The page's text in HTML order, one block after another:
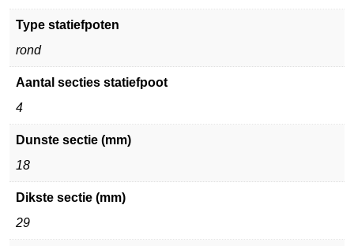
Type statiefpoten
rond
Aantal secties statiefpoot
4
Dunste sectie (mm)
18
Dikste sectie (mm)
29